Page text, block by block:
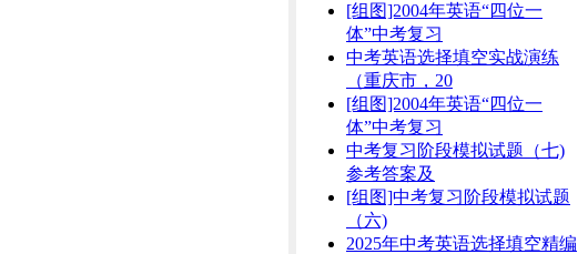
[组图]2004年英语“四位一
体”中考复习
中考英语选择填空实战演练
（重庆市，20
[组图]2004年英语“四位一
体”中考复习
中考复习阶段模拟试题（七)
参考答案及
[组图]中考复习阶段模拟试题
（六)
2025年中考英语选择填空精编